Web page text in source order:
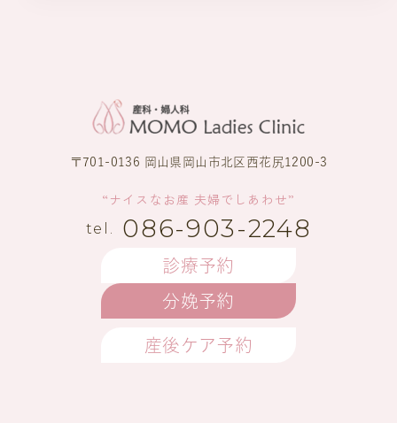
〒701-0136 岡山県岡山市北区西花尻1200-3
“ナイスなお産 夫婦でしあわせ”
086-903-2248
診療予約
分娩予約
産後ケア予約